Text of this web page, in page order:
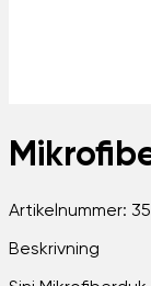
Artikelnummer:
Beskrivning